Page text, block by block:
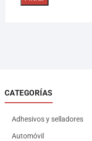
CATEGORÍAS
Adhesivos y selladores
Automóvil